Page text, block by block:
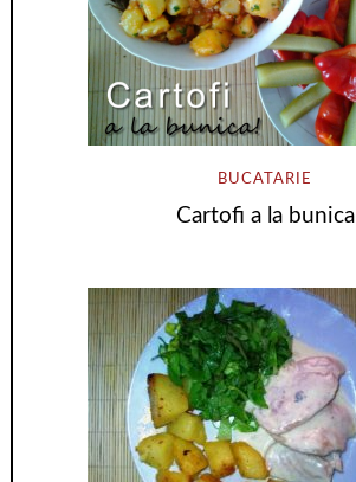
BUCATARIE
Cartofi a la bunica